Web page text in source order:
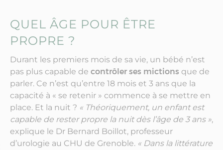
QUEL ÂGE POUR ÊTRE
PROPRE ?
Durant les premiers mois de sa vie, un bébé n’est
pas plus capable de contrôler ses mictions que de
parler. Ce n’est qu’entre 18 mois et 3 ans que la
capacité à « se retenir » commence à se mettre en
place. Et la nuit ? « Théoriquement, un enfant est
capable de rester propre la nuit dès l’âge de 3 ans »,
explique le Dr Bernard Boillot, professeur
d’urologie au CHU de Grenoble. « Dans la littérature